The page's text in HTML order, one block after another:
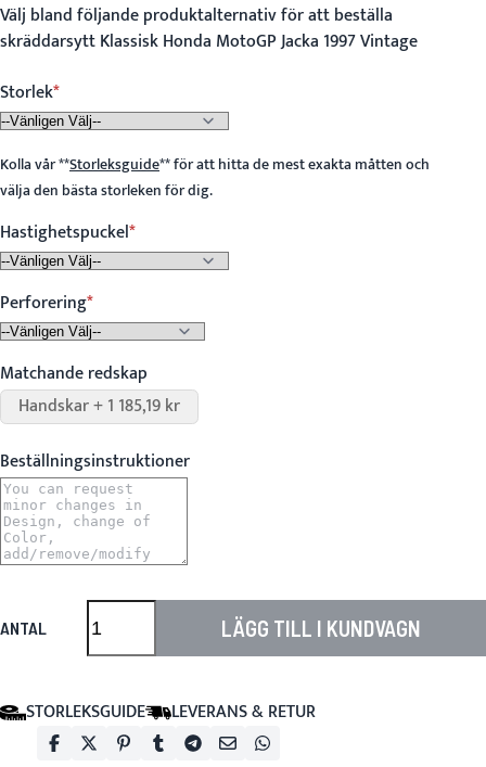
Välj bland följande produktalternativ för att beställa
skräddarsytt Klassisk Honda MotoGP Jacka 1997 Vintage
Storlek
Kolla vår**Storleksguide**för att hitta de mest exakta måtten och
välja den bästa storleken för dig.
Hastighetspuckel
Perforering
Matchande redskap
Handskar + 1 185,19 kr
Beställningsinstruktioner
ANTAL LÄGG TILL I KUNDVAGN
STORLEKSGUIDE LEVERANS & RETUR